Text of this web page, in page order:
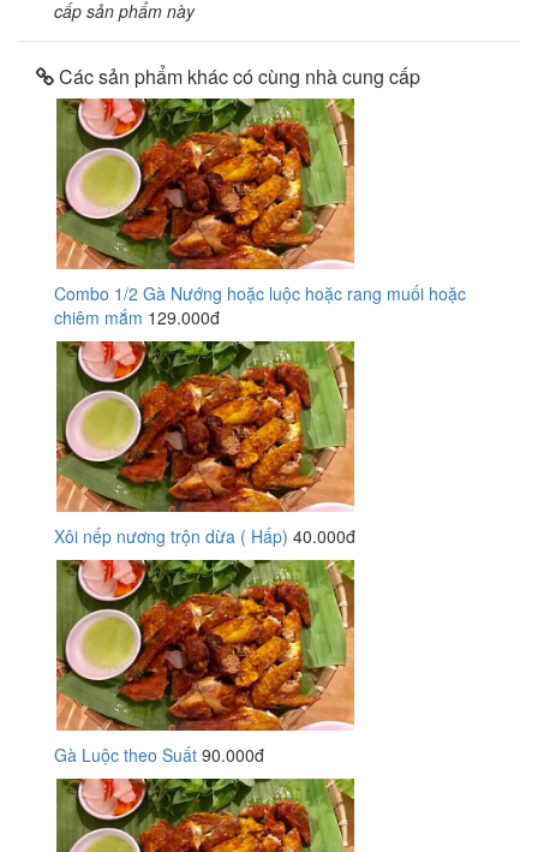
cấp sản phẩm này
Các sản phẩm khác có cùng nhà cung cấp
Combo 1/2 Gà Nướng hoặc luộc hoặc rang muối hoặc
chiêm mắm 129.000đ
Xôi nếp nương trộn dừa ( Hấp) 40.000đ
Gà Luộc theo Suất 90.000đ